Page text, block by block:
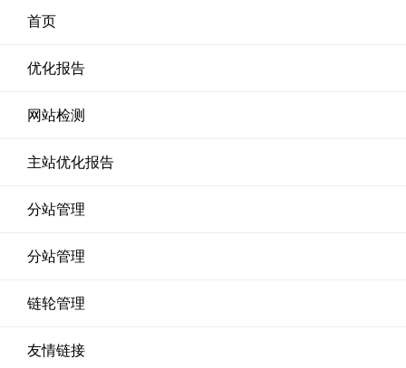
首页
优化报告
网站检测
主站优化报告
分站管理
分站管理
链轮管理
友情链接